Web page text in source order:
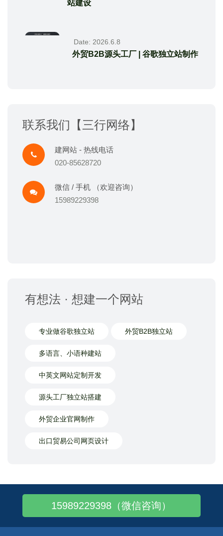
站建设
Date: 2026.6.8
外贸B2B源头工厂 | 谷歌独立站制作
联系我们【三行网络】
建网站 - 热线电话
020-85628720
微信 / 手机 （欢迎咨询）
15989229398
有想法 · 想建一个网站
专业做谷歌独立站 外贸B2B独立站
多语言、小语种建站
中英文网站定制开发
源头工厂独立站搭建
外贸企业官网制作
出口贸易公司网页设计
15989229398（微信咨询）